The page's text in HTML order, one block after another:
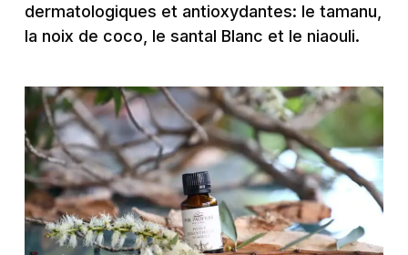
dermatologiques et antioxydantes: le tamanu,
la noix de coco, le santal Blanc et le niaouli.